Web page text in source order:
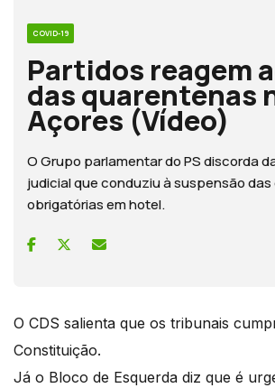
COVID-19
Partidos reagem
das quarentenas
Açores (Vídeo)
O Grupo parlamentar do PS discorda
judicial que conduziu à suspensão
obrigatórias em hotel.
O CDS salienta que os tribunais
Constituição.
Já o Bloco de Esquerda diz que é